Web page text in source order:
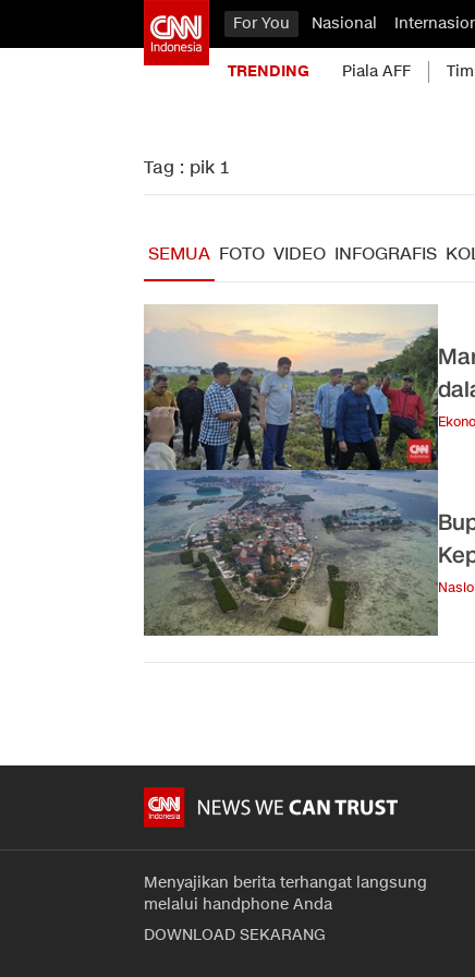
For You Nasional
TRENDING Piala AFF
Tag : pik 1
SEMUA FOTO VIDEO INFOGRAFIS
Menyajikan berita terhangat langsung
melalui handphone Anda
DOWNLOAD SEKARANG